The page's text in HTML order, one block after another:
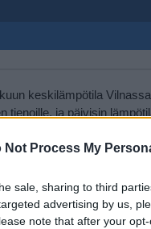
Not Process My
sale, sharing to third
advertising by us,
note that after your
keskilämpötila
tienoille, ja päivisin
Vilnassa on
on minäkin vuonna
Vilnassa on silti
lämpötila
poikkeuksellisen